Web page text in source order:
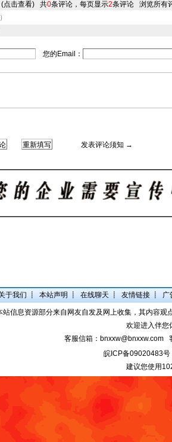
(点击查看) 共0条评论，每页显示2条评论 浏览所有
您的Email：
发表评论须知 →
于我们 ┋ 本站声明 ┋ 在线聊天 ┋ 友情链接 ┋ 广
站信息资源部分来自网友自发及网上收集，其内容
欢迎进入伴您
客服信箱：bnxxw@bnxxw.com
皖ICP备09020483号
建议您使用